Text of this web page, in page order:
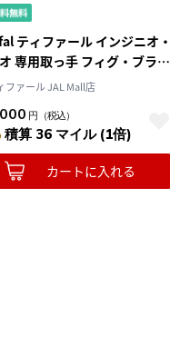
ティファール インジニオ・
専用取っ手 フィグ・ブラウ
ファール JAL Mall店
円 （税込）
積算 36 マイル (1倍)
カートに入れる